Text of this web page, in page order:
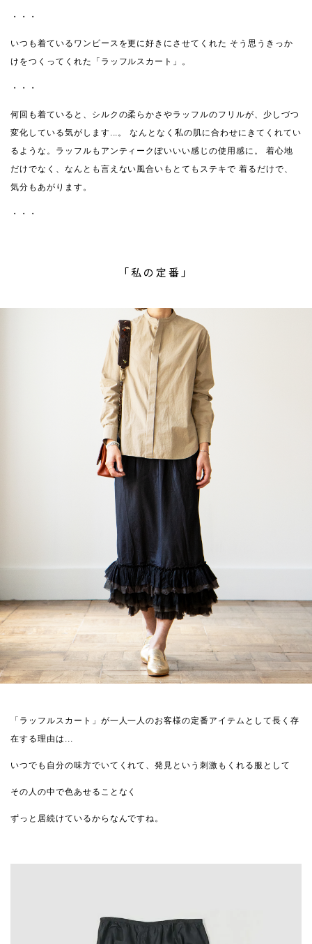
・・・
いつも着ているワンピースを更に好きにさせてくれた そう思うきっか
けをつくってくれた「ラッフルスカート」。
・・・
何回も着ていると、シルクの柔らかさやラッフルのフリルが、少しづつ
変化している気がします...。
なんとなく私の肌に合わせにきてくれてい
るような。ラッフルもアンティークぽいいい感じの使用感に。
着心地
だけでなく、なんとも言えない風合いもとてもステキで 着るだけで、
気分もあがります。
・・・
「私の定番」
「ラッフルスカート」が一人一人のお客様の定番アイテムとして長く存
在する理由は...
いつでも自分の味方でいてくれて、発見という刺激もくれる服として
その人の中で色あせることなく
ずっと居続けているからなんですね。